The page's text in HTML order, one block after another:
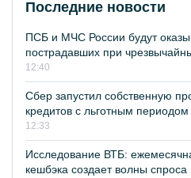
Последние новости
ПСБ и МЧС России будут
пострадавших при
12:40
Сбер запустил собственную
кредитов с льготным периодом
12:33
Исследование ВТБ:
кешбэка создает волны спроса